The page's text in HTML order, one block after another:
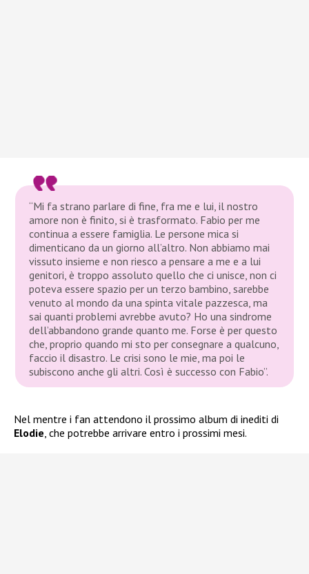
“Mi fa strano parlare di fine, fra me e lui, il nostro
amore non è finito, si è trasformato. Fabio per me
continua a essere famiglia. Le persone mica si
dimenticano da un giorno all’altro. Non abbiamo mai
vissuto insieme e non riesco a pensare a me e a lui
genitori, è troppo assoluto quello che ci unisce, non ci
poteva essere spazio per un terzo bambino, sarebbe
venuto al mondo da una spinta vitale pazzesca, ma
sai quanti problemi avrebbe avuto? Ho una sindrome
dell’abbandono grande quanto me. Forse è per questo
che, proprio quando mi sto per consegnare a qualcuno,
faccio il disastro. Le crisi sono le mie, ma poi le
subiscono anche gli altri. Così è successo con Fabio”.
Nel mentre i fan attendono il prossimo album di inediti di
Elodie , che potrebbe arrivare entro i prossimi mesi.